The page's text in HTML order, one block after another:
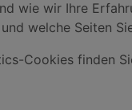
wie wir Ihre
welche Seiten
Cookies finden